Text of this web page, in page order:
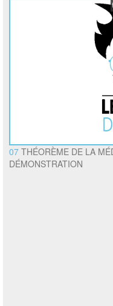
07 THÉORÈME DE LA
DÉMONSTRATION